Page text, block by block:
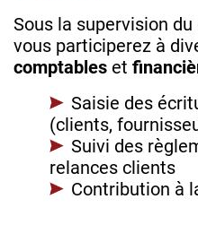
Sous la supervision
vous participerez à
comptables et
Saisie des
(clients,
Suivi des
relances clients
Contribution à